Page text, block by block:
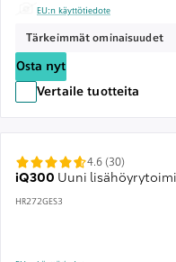
EU:n käyttötiedote
Tärkeimmät ominaisuudet
Osta nyt
Vertaile tuotteita
iQ300 Uuni
HR272GES3
4.6 (30)